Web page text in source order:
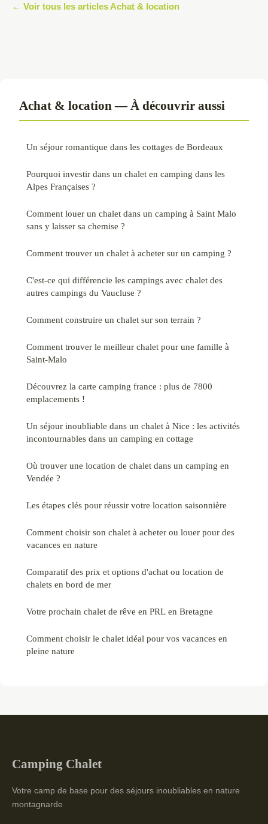
← Voir tous les articles Achat & location
Achat & location — À découvrir aussi
Un séjour romantique dans les cottages de Bordeaux
Pourquoi investir dans un chalet en camping dans les
Alpes Françaises ?
Comment louer un chalet dans un camping à Saint Malo
sans y laisser sa chemise ?
Comment trouver un chalet à acheter sur un camping ?
C'est-ce qui différencie les campings avec chalet des
autres campings du Vaucluse ?
Comment construire un chalet sur son terrain ?
Comment trouver le meilleur chalet pour une famille à
Saint-Malo
Découvrez la carte camping france : plus de 7800
emplacements !
Un séjour inoubliable dans un chalet à Nice : les activités
incontournables dans un camping en cottage
Où trouver une location de chalet dans un camping en
Vendée ?
Les étapes clés pour réussir votre location saisonnière
Comment choisir son chalet à acheter ou louer pour des
vacances en nature
Comparatif des prix et options d'achat ou location de
chalets en bord de mer
Votre prochain chalet de rêve en PRL en Bretagne
Comment choisir le chalet idéal pour vos vacances en
pleine nature
Camping Chalet
Votre camp de base pour des séjours inoubliables en nature
montagnarde